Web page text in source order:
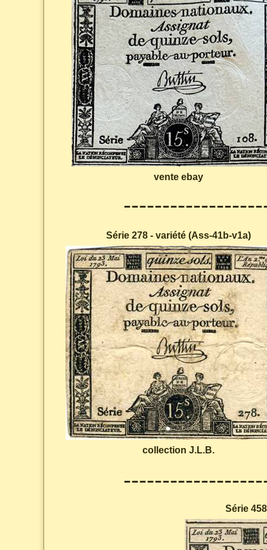
vente ebay
Série 278 - variété (Ass-41b-v1a)
collection J.L.B.
Série